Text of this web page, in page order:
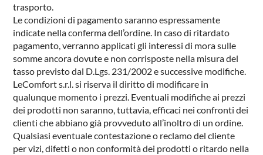
trasporto.
Le condizioni di pagamento saranno espressamente
indicate nella conferma dell’ordine. In caso di ritardato
pagamento, verranno applicati gli interessi di mora sulle
somme ancora dovute e non corrisposte nella misura del
tasso previsto dal D.Lgs. 231/2002 e successive modifiche.
LeComfort s.r.l. si riserva il diritto di modificare in
qualunque momento i prezzi. Eventuali modifiche ai prezzi
dei prodotti non saranno, tuttavia, efficaci nei confronti dei
clienti che abbiano già provveduto all’inoltro di un ordine.
Qualsiasi eventuale contestazione o reclamo del cliente
per vizi, difetti o non conformità dei prodotti o ritardo nella